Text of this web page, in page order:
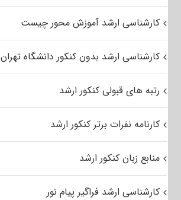
کارشناسی ارشد آموزش محور چیست
کارشناسی ارشد بدون کنکور دانشگاه تهران
رتبه های قبولی کنکور ارشد
کارنامه نفرات برتر کنکور ارشد
منابع زبان کنکور ارشد
کارشناسی ارشد فراگیر پیام نور